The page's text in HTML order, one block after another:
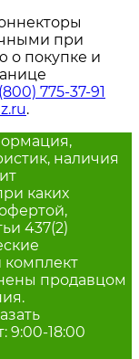
при
о покупке и
775-37-91
.
наличия
каких
437(2)
комплект
продавцом
9:00-18:00